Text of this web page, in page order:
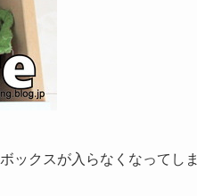
ックスが入らなくなってしま